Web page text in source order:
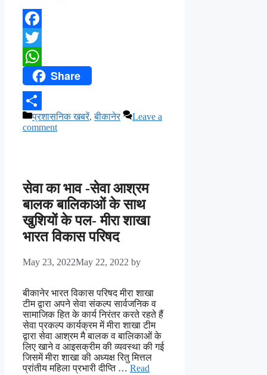
Facebook
Twitter
WhatsAppShare
Share
Categories
प्रशासनिक खबरें,बीकानेर
Leave a
comment
सेवा का भाव -सेवा आश्रम
बालक बालिकाओं के साथ
खुशियों के पल- मीरा शाखा
भारत विकास परिषद
May 23, 2022May 22, 2022 by
बीकानेर भारत विकास परिषद मीरा शाखा
टीम द्वारा अपने सेवा संकल्प सार्वजनिक व
सामाजिक हित के कार्य निरंतर करते रहते हैं
सेवा प्रकल्प कार्यक्रम में मीरा शाखा टीम
द्वारा सेवा आश्रम मै बालक व बालिकाओं के
लिए खाने व आइसक्रीम की व्यवस्था की गई
जिसमें मीरा शाखा की अध्यक्ष रितु मित्तल
प्रांतीय महिला प्रभारी दीप्ति … Read